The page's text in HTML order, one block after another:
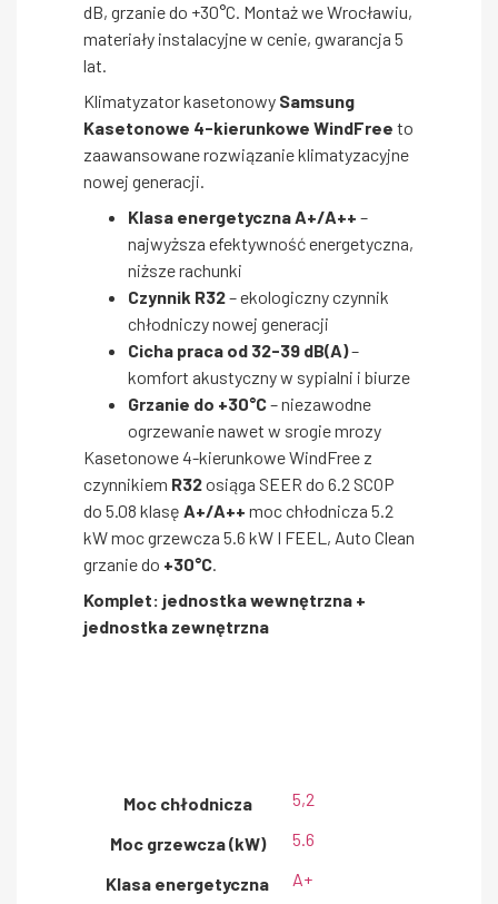
dB, grzanie do +30°C. Montaż we Wrocławiu,
materiały instalacyjne w cenie, gwarancja 5
lat.
Klimatyzator kasetonowy Samsung
Kasetonowe 4-kierunkowe WindFree to
zaawansowane rozwiązanie klimatyzacyjne
nowej generacji.
Klasa energetyczna A+/A++ –
najwyższa efektywność energetyczna,
niższe rachunki
Czynnik R32– ekologiczny czynnik
chłodniczy nowej generacji
Cicha praca od 32-39 dB(A)–
komfort akustyczny w sypialni i biurze
Grzanie do +30°C– niezawodne
ogrzewanie nawet w srogie mrozy
Kasetonowe 4-kierunkowe WindFree z
czynnikiem R32osiąga SEER do 6.2 SCOP
do 5.08 klasę A+/A++ moc chłodnicza 5.2
kW moc grzewcza 5.6 kW I FEEL, Auto Clean
grzanie do +30°C.
Komplet: jednostka wewnętrzna +
jednostka zewnętrzna
Moc chłodnicza 5,2
Moc grzewcza (kW) 5.6
Klasa energetyczna A+